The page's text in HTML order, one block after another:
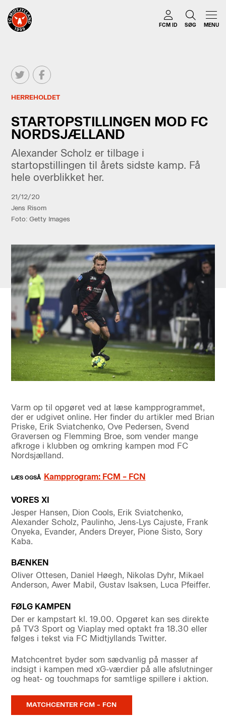
FCM ID SØG MENU
HERREHOLDET
STARTOPSTILLINGEN MOD FC
NORDSJÆLLAND
Alexander Scholz er tilbage i
startopstillingen til årets sidste kamp. Få
hele overblikket her.
21/12/20
Jens Risom
Foto: Getty Images
Varm op til opgøret ved at læse kampprogrammet,
der er udgivet online. Her finder du artikler med Brian
Priske, Erik Sviatchenko, Ove Pedersen, Svend
Graversen og Flemming Broe, som vender mange
afkroge i klubben og omkring kampen mod FC
Nordsjælland.
Kampprogram: FCM – FCN
VORES XI
Jesper Hansen, Dion Cools, Erik Sviatchenko,
Alexander Scholz, Paulinho, Jens-Lys Cajuste, Frank
Onyeka, Evander, Anders Dreyer, Pione Sisto, Sory
Kaba.
BÆNKEN
Oliver Ottesen, Daniel Høegh, Nikolas Dyhr, Mikael
Anderson, Awer Mabil, Gustav Isaksen, Luca Pfeiffer.
FØLG KAMPEN
Der er kampstart kl. 19.00. Opgøret kan ses direkte
på TV3 Sport og Viaplay med optakt fra 18.30 eller
følges i tekst via FC Midtjyllands Twitter.
Matchcentret byder som sædvanlig på masser af
indsigt i kampen med xG-værdier på alle afslutninger
og heat- og touchmaps for samtlige spillere i aktion.
MATCHCENTER FCM – FCN